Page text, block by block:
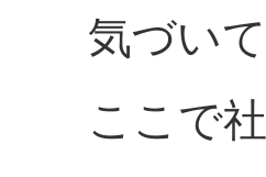
気づい
ここで